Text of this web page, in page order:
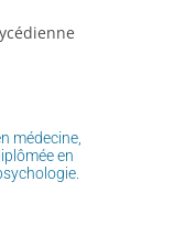
médecine,
en